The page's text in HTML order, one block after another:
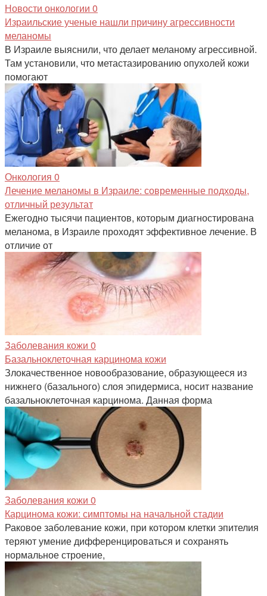
Новости онкологии 0
Израильские ученые нашли причину агрессивности
меланомы
В Израиле выяснили, что делает меланому агрессивной.
Там установили, что метастазированию опухолей кожи
помогают
Онкология 0
Лечение меланомы в Израиле: современные подходы,
отличный результат
Ежегодно тысячи пациентов, которым диагностирована
меланома, в Израиле проходят эффективное лечение. В
отличие от
Заболевания кожи 0
Базальноклеточная карцинома кожи
Злокачественное новообразование, образующееся из
нижнего (базального) слоя эпидермиса, носит название
базальноклеточная карцинома. Данная форма
Заболевания кожи 0
Карцинома кожи: симптомы на начальной стадии
Раковое заболевание кожи, при котором клетки эпителия
теряют умение дифференцироваться и сохранять
нормальное строение,